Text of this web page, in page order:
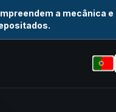
a mecânica